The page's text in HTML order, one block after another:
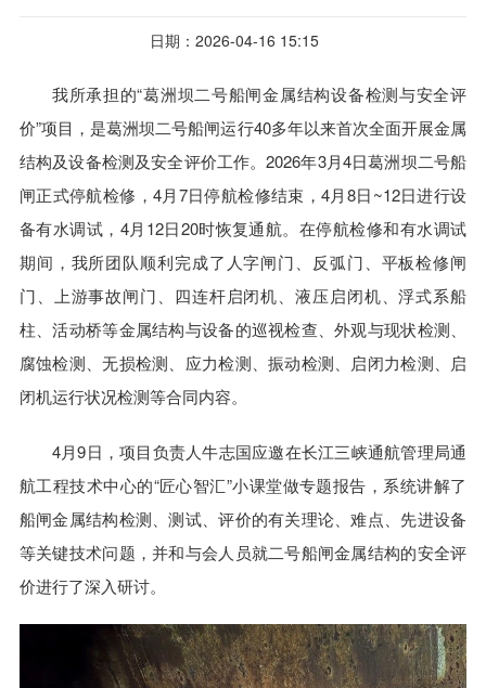
日期：2026-04-16 15:15
我所承担的“葛洲坝二号船闸金属结构设备检测与安全评
价”项目，是葛洲坝二号船闸运行40多年以来首次全面开展金属
结构及设备检测及安全评价工作。2026年3月4日葛洲坝二号船
闸正式停航检修，4月7日停航检修结束，4月8日~12日进行设
备有水调试，4月12日20时恢复通航。在停航检修和有水调试
期间，我所团队顺利完成了人字闸门、反弧门、平板检修闸
门、上游事故闸门、四连杆启闭机、液压启闭机、浮式系船
柱、活动桥等金属结构与设备的巡视检查、外观与现状检测、
腐蚀检测、无损检测、应力检测、振动检测、启闭力检测、启
闭机运行状况检测等合同内容。
4月9日，项目负责人牛志国应邀在长江三峡通航管理局通
航工程技术中心的“匠心智汇”小课堂做专题报告，系统讲解了
船闸金属结构检测、测试、评价的有关理论、难点、先进设备
等关键技术问题，并和与会人员就二号船闸金属结构的安全评
价进行了深入研讨。